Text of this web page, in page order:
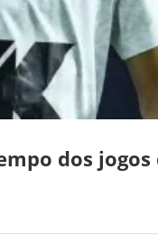
dos jogos